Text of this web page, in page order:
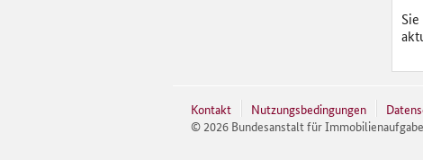
Kontakt Nutzungsbedingungen
© 2026 Bundesanstalt für